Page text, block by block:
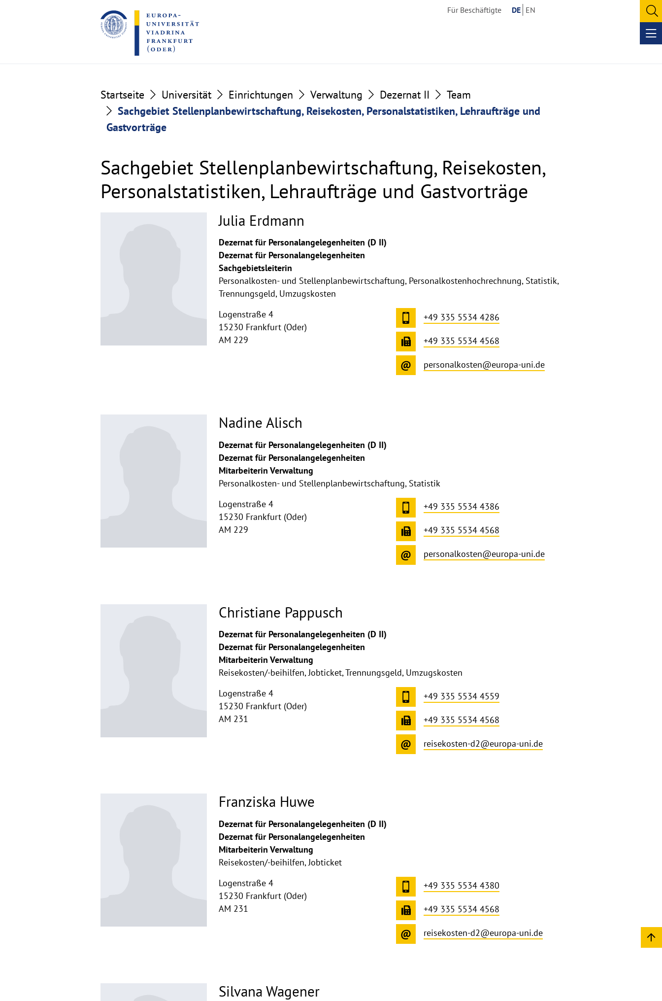
to
the
content
to
the
footer
Für Beschäftigte DE EN
Startseite Universität Einrichtungen Verwaltung Dezernat II
Team
Sachgebiet Stellenplanbewirtschaftung, Reisekosten, Personalstatistiken, Lehraufträge und
Gastvorträge
Sachgebiet Stellenplanbewirtschaftung, Reisekosten,
Personalstatistiken, Lehraufträge und Gastvorträge
Julia Erdmann
Dezernat für Personalangelegenheiten (D II)
Dezernat für Personalangelegenheiten
Sachgebietsleiterin
Personalkosten- und Stellenplanbewirtschaftung, Personalkostenhochrechnung, Statistik,
Trennungsgeld, Umzugskosten
Logenstraße 4
15230 Frankfurt (Oder)
AM 229
+49 335 5534 4286
+49 335 5534 4568
personalkosten@europa-uni.de
Nadine Alisch
Dezernat für Personalangelegenheiten (D II)
Dezernat für Personalangelegenheiten
Mitarbeiterin Verwaltung
Personalkosten- und Stellenplanbewirtschaftung, Statistik
Logenstraße 4
15230 Frankfurt (Oder)
AM 229
+49 335 5534 4386
+49 335 5534 4568
personalkosten@europa-uni.de
Christiane Pappusch
Dezernat für Personalangelegenheiten (D II)
Dezernat für Personalangelegenheiten
Mitarbeiterin Verwaltung
Reisekosten/-beihilfen, Jobticket, Trennungsgeld, Umzugskosten
Logenstraße 4
15230 Frankfurt (Oder)
AM 231
+49 335 5534 4559
+49 335 5534 4568
reisekosten-d2@europa-uni.de
Franziska Huwe
Dezernat für Personalangelegenheiten (D II)
Dezernat für Personalangelegenheiten
Mitarbeiterin Verwaltung
Reisekosten/-beihilfen, Jobticket
Logenstraße 4
15230 Frankfurt (Oder)
AM 231
+49 335 5534 4380
+49 335 5534 4568
reisekosten-d2@europa-uni.de
Silvana Wagener